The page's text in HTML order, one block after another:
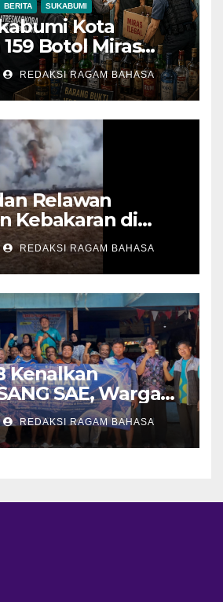
BERITA SUKABUMI
Kota
Botol Miras
Lokasi dalam
Masyarakat
REDAKSI RAGAM BAHASA
Relawan
Kebakaran di
REDAKSI RAGAM BAHASA
Kenalkan
SAE, Warga
Diajak
Jadi Bernilai
REDAKSI RAGAM BAHASA